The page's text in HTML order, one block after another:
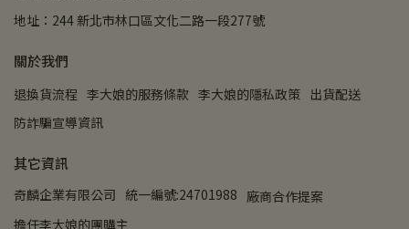
地址：244 新北市林口區文化二路一段277號
關於我們
退換貨流程 李大娘的服務條款 李大娘的隱私政策 出貨配送
防詐騙宣導資訊
其它資訊
奇麟企業有限公司 統一編號:24701988 廠商合作提案
擔任李大娘的團購主